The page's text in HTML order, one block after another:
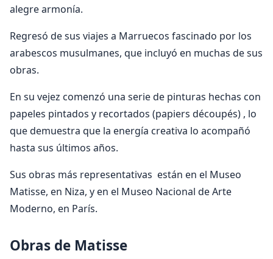
alegre armonía.
Regresó de sus viajes a Marruecos fascinado por los
arabescos musulmanes, que incluyó en muchas de sus
obras.
En su vejez comenzó una serie de pinturas hechas con
papeles pintados y recortados (papiers découpés) , lo
que demuestra que la energía creativa lo acompañó
hasta sus últimos años.
Sus obras más representativas están en el Museo
Matisse, en Niza, y en el Museo Nacional de Arte
Moderno, en París.
Obras de Matisse